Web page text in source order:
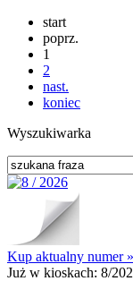
start
poprz.
1
2
nast.
koniec
Wyszukiwarka
Kup aktualny numer »
Już w kioskach: 8/